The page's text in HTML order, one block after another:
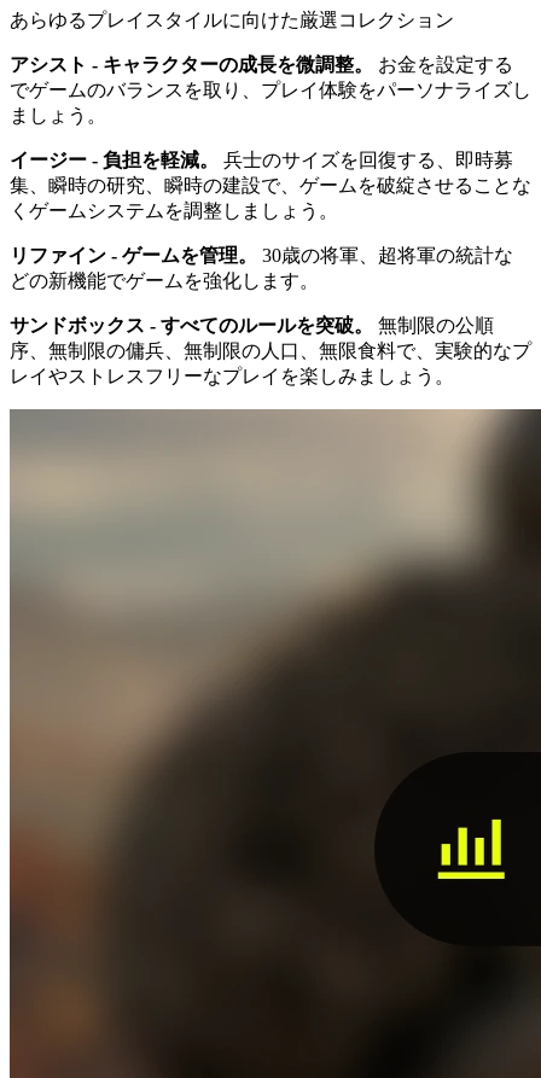
あらゆるプレイスタイルに向けた厳選コレクション
アシスト - キャラクターの成長を微調整。
お金を設定する
でゲームのバランスを取り、プレイ体験をパーソナライズし
ましょう。
イージー - 負担を軽減。
兵士のサイズを回復する、即時募
集、瞬時の研究、瞬時の建設で、ゲームを破綻させることな
くゲームシステムを調整しましょう。
リファイン - ゲームを管理。
30歳の将軍、超将軍の統計な
どの新機能でゲームを強化します。
サンドボックス - すべてのルールを突破。
無制限の公順
序、無制限の傭兵、無制限の人口、無限食料で、実験的なプ
レイやストレスフリーなプレイを楽しみましょう。